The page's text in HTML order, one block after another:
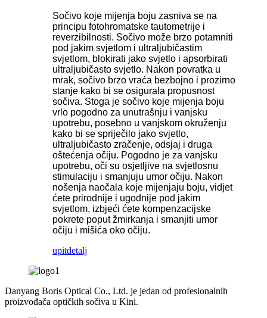
Sočivo koje mijenja boju zasniva se na
principu fotohromatske tautometrije i
reverzibilnosti. Sočivo može brzo potamniti
pod jakim svjetlom i ultraljubičastim
svjetlom, blokirati jako svjetlo i apsorbirati
ultraljubičasto svjetlo. Nakon povratka u
mrak, sočivo brzo vraća bezbojno i prozirno
stanje kako bi se osigurala propusnost
sočiva. Stoga je sočivo koje mijenja boju
vrlo pogodno za unutrašnju i vanjsku
upotrebu, posebno u vanjskom okruženju
kako bi se spriječilo jako svjetlo,
ultraljubičasto zračenje, odsjaj i druga
oštećenja očiju. Pogodno je za vanjsku
upotrebu, oči su osjetljive na svjetlosnu
stimulaciju i smanjuju umor očiju. Nakon
nošenja naočala koje mijenjaju boju, vidjet
ćete prirodnije i ugodnije pod jakim
svjetlom, izbjeći ćete kompenzacijske
pokrete poput žmirkanja i smanjiti umor
očiju i mišića oko očiju.
upitdetalj
Danyang Boris Optical Co., Ltd. je jedan od profesionalnih
proizvođača optičkih sočiva u Kini.